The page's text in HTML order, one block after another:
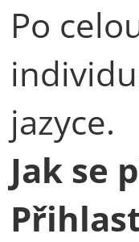
Po
jazyce.
Jak se